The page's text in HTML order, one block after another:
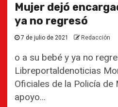
Mujer dejó
ya no regresó
7 de julio de 2021 Redacción
o a su bebé y ya no
Libreportaldenoticias
Oficiales de la Policía de
apoyo...